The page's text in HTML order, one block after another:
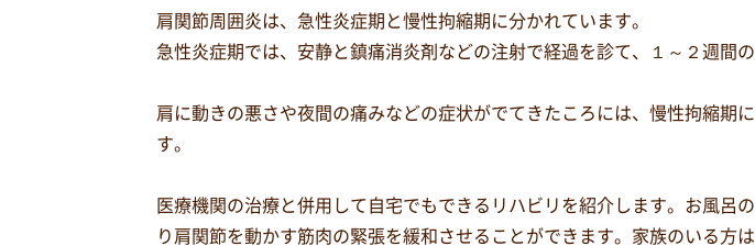
肩関節周囲炎は、急性炎症期と慢性拘縮期に分かれています。
急性炎症期では、安静と鎮痛消炎剤などの注射で経過を診て、１～２週間
肩に動きの悪さや夜間の痛みなどの症状がでてきたころには、慢性拘縮期
す。
医療機関の治療と併用して自宅でもできるリハビリを紹介します。お風呂
り肩関節を動かす筋肉の緊張を緩和させることができます。家族のいる方